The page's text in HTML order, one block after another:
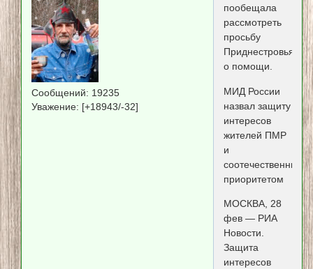
Сообщений: 19235
Уважение: [+18943/-32]
пообещала
рассмотреть
просьбу
Приднестровья
о помощи.
МИД России
назвал защиту
интересов
жителей ПМР
и
соотечественников
приоритетом
МОСКВА, 28
фев — РИА
Новости.
Защита
интересов